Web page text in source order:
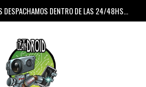
DESPACHAMOS DENTRO DE LAS 24/48HS...